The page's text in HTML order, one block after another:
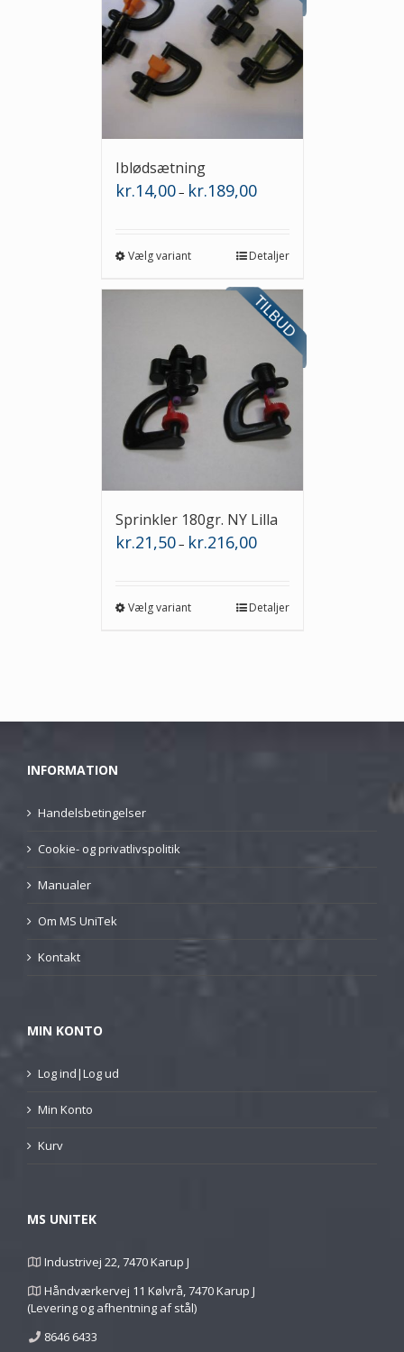
Iblødsætning
kr.14,00– kr.189,00Prisinterval:
Vælg variant Detaljer
Sprinkler 180gr. NY Lilla
kr.21,50– kr.216,00Prisinterval:
Vælg variant Detaljer
INFORMATION
Handelsbetingelser
Cookie- og privatlivspolitik
Manualer
Om MS UniTek
Kontakt
MIN KONTO
Log ind|Log ud
Min Konto
Kurv
MS UNITEK
Industrivej 22, 7470 Karup J
Håndværkervej 11 Kølvrå, 7470 Karup J
(Levering og afhentning af stål)
8646 6433